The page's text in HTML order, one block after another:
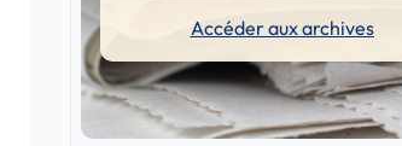
Accéder aux archives